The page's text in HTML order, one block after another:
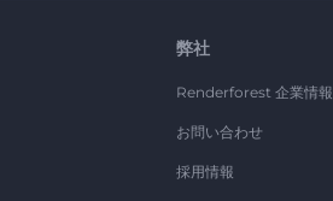
弊社
Renderforest 企業情報
お問い合わせ
採用情報